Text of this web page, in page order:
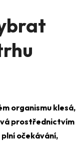
organismu klesá,
prostřednictvím
očekávání,